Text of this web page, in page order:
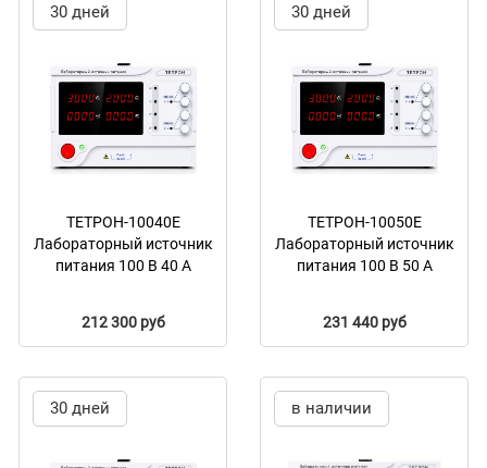
30 дней
ТЕТРОН-10040Е
Лабораторный источник
питания 100 В 40 А
212 300 руб
30 дней
ТЕТРОН-10050Е
Лабораторный источник
питания 100 В 50 А
231 440 руб
30 дней в наличии